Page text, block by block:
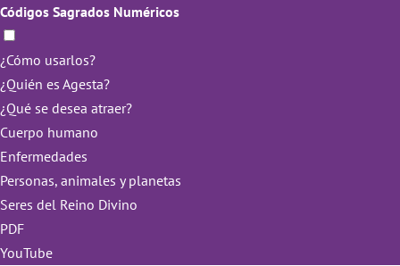
Códigos Sagrados Numéricos
¿Cómo usarlos?
¿Quién es Agesta?
¿Qué se desea atraer?
Cuerpo humano
Enfermedades
Personas, animales y planetas
Seres del Reino Divino
PDF
YouTube